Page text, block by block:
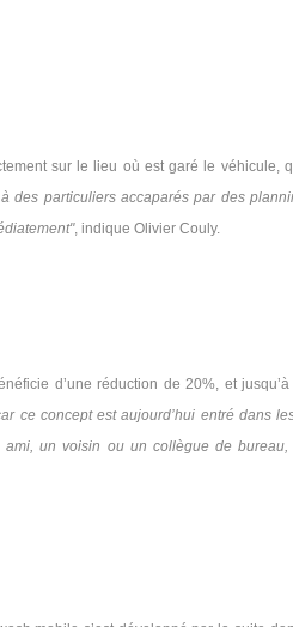
sur le lieu où est garé le véhicule,
à des particuliers accaparés par des
, indique Olivier Couly.
d’une réduction de 20%, et
ce concept est aujourd’hui entré dans
un voisin ou un collègue de